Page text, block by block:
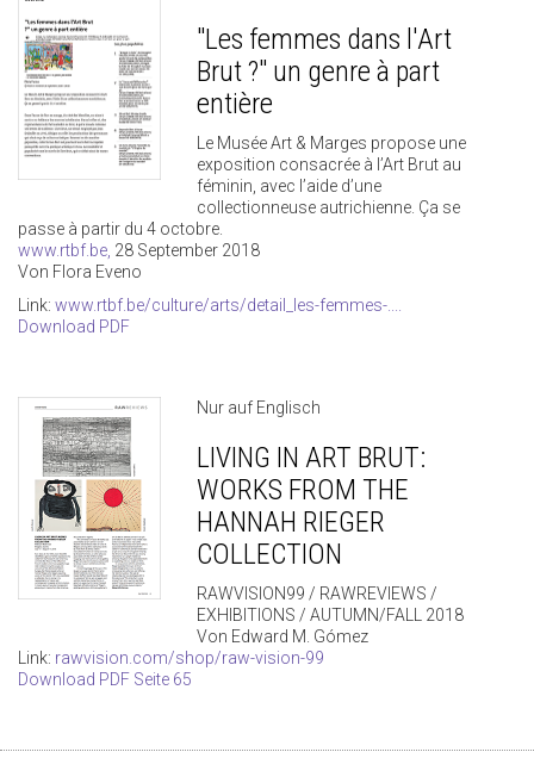
"Les femmes dans l'Art
Brut ?" un genre à part
entière
Le Musée Art & Marges propose une
exposition consacrée à l’Art Brut au
féminin, avec l’aide d’une
collectionneuse autrichienne. Ça se
passe à partir du 4 octobre.
www.rtbf.be, 28 September 2018
Von Flora Eveno
Link: www.rtbf.be/culture/arts/detail_les-femmes-....
Download PDF
Nur auf Englisch
LIVING IN ART BRUT:
WORKS FROM THE
HANNAH RIEGER
COLLECTION
RAWVISION99 / RAWREVIEWS /
EXHIBITIONS / AUTUMN/FALL 2018
Von Edward M. Gómez
Link: rawvision.com/shop/raw-vision-99
Download PDF Seite 65